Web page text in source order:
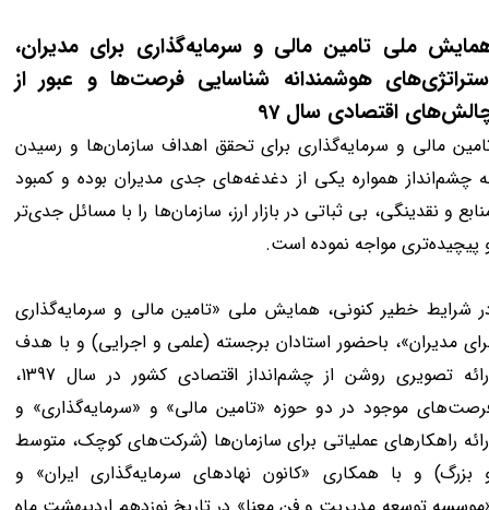
ملی تامین مالی و سرمایه‌گذاری برای مدیران،
هوشمندانه شناسایی فرصت‌ها و عبور از
اقتصادی سال 97
مالی و سرمایه‌گذاری برای تحقق اهداف سازمان‌ها و رسیدن
چشم‌انداز همواره یکی از دغدغه‌های جدی مدیران بوده و کمبود
و نقدینگی، بی ثباتی در بازار ارز، سازمان‌ها را با مسائل جدی‌تر
پیچیده‌تری مواجه نموده است.
شرایط خطیر کنونی، همایش ملی «تامین مالی و سرمایه‌گذاری
مدیران»، باحضور استادان برجسته (علمی و اجرایی) و با هدف
ارائه تصویری روشن از چشم‌انداز اقتصادی کشور در سال 1397،
موجود در دو حوزه «تامین مالی» و «سرمایه‌گذاری» و
راهکارهای عملیاتی برای سازمان‌ها (شرکت‌های کوچک، متوسط
بزرگ) و با همکاری «کانون نهادهای سرمایه‌گذاری ایران» و